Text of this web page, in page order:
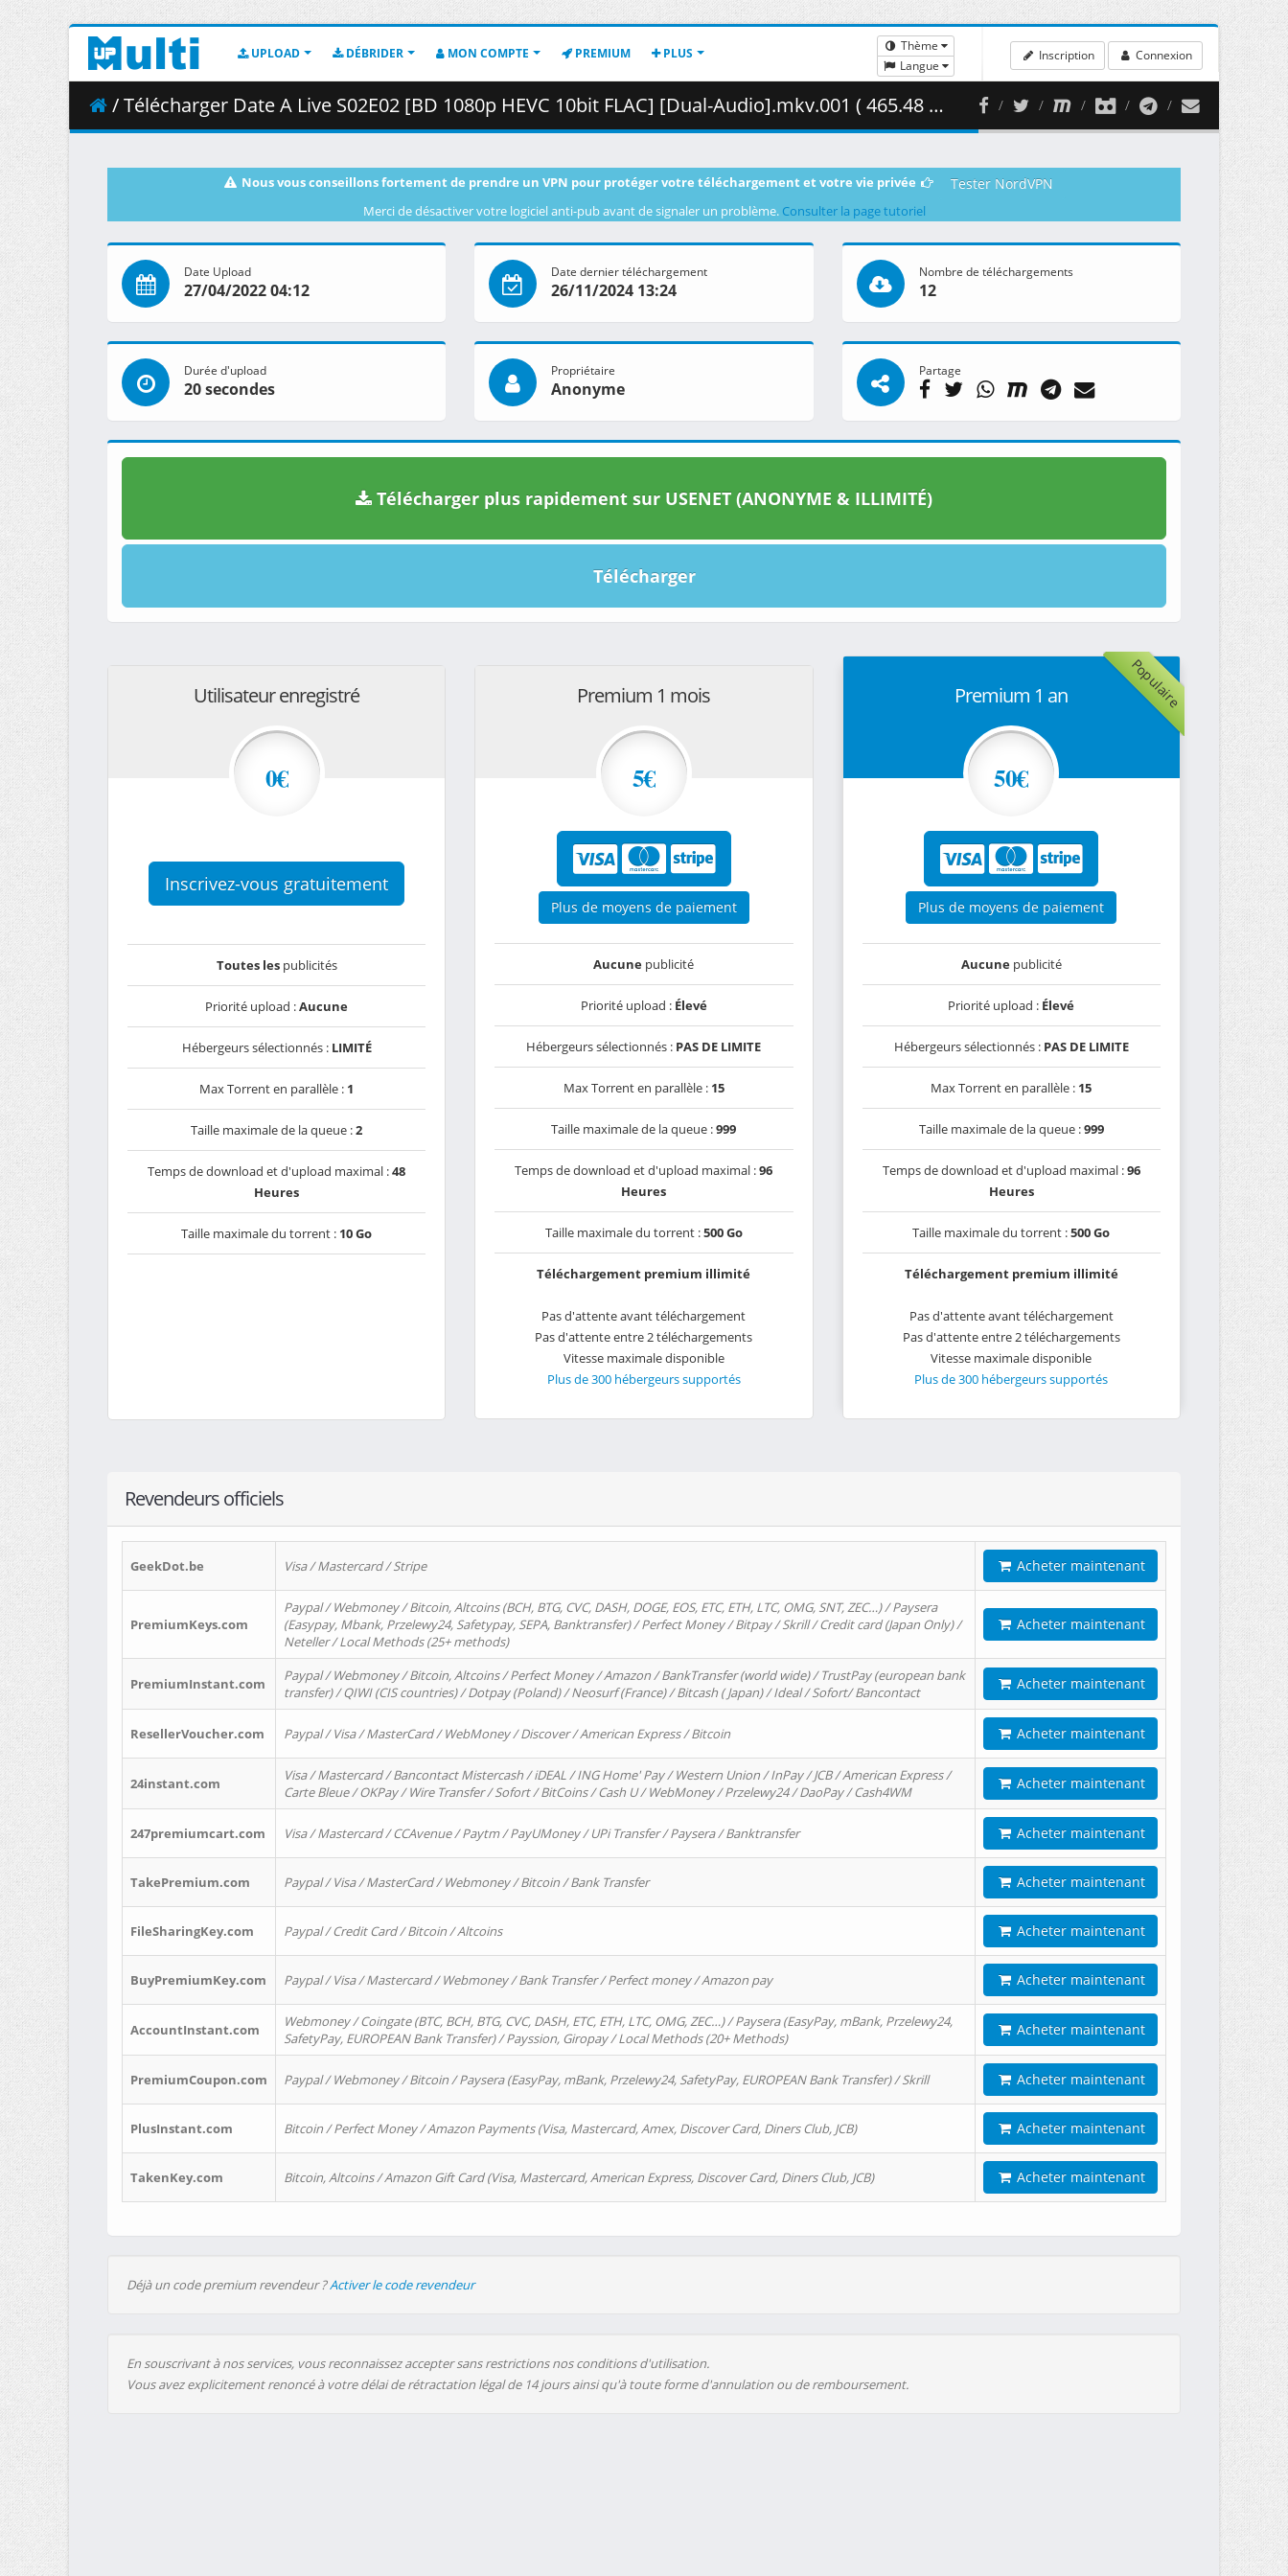
UPLOAD DÉBRIDER MON COMPTE PREMIUM PLUS
Thème
Langue
Inscription Connexion
/ Télécharger Date A Live S02E02 [BD 1080p HEVC 10bit FLAC] [Dual-Audio].mkv.001 ( 465.48 MB )
Nous vous conseillons fortement de prendre un VPN pour protéger votre téléchargement et votre vie privée Tester NordVPN
Merci de désactiver votre logiciel anti-pub avant de signaler un problème. Consulter la page tutoriel
Date Upload
27/04/2022 04:12
Date dernier téléchargement
26/11/2024 13:24
Nombre de téléchargements
12
Durée d'upload
20 secondes
Propriétaire
Anonyme
Partage
Télécharger plus rapidement sur USENET (ANONYME & ILLIMITÉ)
Télécharger
Utilisateur enregistré
0€
Inscrivez-vous gratuitement
Toutes lespublicités
Priorité upload :Aucune
Hébergeurs sélectionnés : LIMITÉ
Max Torrent en parallèle : 1
Taille maximale de la queue :2
Temps de download et d'upload maximal :48
Heures
Taille maximale du torrent : 10 Go
Premium 1 mois
5€
Plus de moyens de paiement
Aucune publicité
Priorité upload : Élevé
Hébergeurs sélectionnés : PAS DE LIMITE
Max Torrent en parallèle : 15
Taille maximale de la queue :999
Temps de download et d'upload maximal :96
Heures
Taille maximale du torrent :500 Go
Téléchargement premium illimité
Pas d'attente avant téléchargement
Pas d'attente entre 2 téléchargements
Vitesse maximale disponible
Plus de 300 hébergeurs supportés
Populaire
Premium 1 an
50€
Plus de moyens de paiement
Aucunepublicité
Priorité upload : Élevé
Hébergeurs sélectionnés : PAS DE LIMITE
Max Torrent en parallèle : 15
Taille maximale de la queue :999
Temps de download et d'upload maximal :96
Heures
Taille maximale du torrent :500 Go
Téléchargement premium illimité
Pas d'attente avant téléchargement
Pas d'attente entre 2 téléchargements
Vitesse maximale disponible
Plus de 300 hébergeurs supportés
Revendeurs officiels
GeekDot.be Visa / Mastercard / Stripe Acheter maintenant
PremiumKeys.com
Paypal / Webmoney / Bitcoin, Altcoins (BCH, BTG, CVC, DASH, DOGE, EOS, ETC, ETH, LTC, OMG, SNT, ZEC…) / Paysera
(Easypay, Mbank, Przelewy24, Safetypay, SEPA, Banktransfer) / Perfect Money / Bitpay / Skrill / Credit card (Japan Only) /
Neteller / Local Methods (25+ methods)
Acheter maintenant
PremiumInstant.com
Paypal / Webmoney / Bitcoin, Altcoins / Perfect Money / Amazon / BankTransfer (world wide) / TrustPay (european bank
transfer) / QIWI (CIS countries) / Dotpay (Poland) / Neosurf (France) / Bitcash ( Japan) / Ideal / Sofort/ Bancontact
Acheter maintenant
ResellerVoucher.com Paypal / Visa / MasterCard / WebMoney / Discover / American Express / Bitcoin Acheter maintenant
24instant.com
Visa / Mastercard / Bancontact Mistercash / iDEAL / ING Home' Pay / Western Union / InPay / JCB / American Express /
Carte Bleue / OKPay / Wire Transfer / Sofort / BitCoins / Cash U / WebMoney / Przelewy24 / DaoPay / Cash4WM
Acheter maintenant
247premiumcart.com Visa / Mastercard / CCAvenue / Paytm / PayUMoney / UPi Transfer / Paysera / Banktransfer Acheter maintenant
TakePremium.com Paypal / Visa / MasterCard / Webmoney / Bitcoin / Bank Transfer Acheter maintenant
FileSharingKey.com Paypal / Credit Card / Bitcoin / Altcoins Acheter maintenant
BuyPremiumKey.com Paypal / Visa / Mastercard / Webmoney / Bank Transfer / Perfect money / Amazon pay Acheter maintenant
AccountInstant.com
Webmoney / Coingate (BTC, BCH, BTG, CVC, DASH, ETC, ETH, LTC, OMG, ZEC…) / Paysera (EasyPay, mBank, Przelewy24,
SafetyPay, EUROPEAN Bank Transfer) / Payssion, Giropay / Local Methods (20+ Methods)
Acheter maintenant
PremiumCoupon.com Paypal / Webmoney / Bitcoin / Paysera (EasyPay, mBank, Przelewy24, SafetyPay, EUROPEAN Bank Transfer) / Skrill Acheter maintenant
PlusInstant.com Bitcoin / Perfect Money / Amazon Payments (Visa, Mastercard, Amex, Discover Card, Diners Club, JCB) Acheter maintenant
TakenKey.com Bitcoin, Altcoins / Amazon Gift Card (Visa, Mastercard, American Express, Discover Card, Diners Club, JCB) Acheter maintenant
Déjà un code premium revendeur ?Activer le code revendeur
En souscrivant à nos services, vous reconnaissez accepter sans restrictions nos conditions d'utilisation.
Vous avez explicitement renoncé à votre délai de rétractation légal de 14 jours ainsi qu'à toute forme d'annulation ou de remboursement.